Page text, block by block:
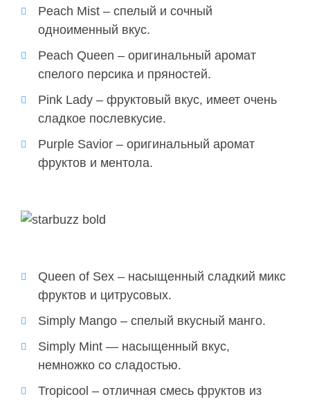
Peach Mist – спелый и сочный
одноименный вкус.
Peach Queen – оригинальный аромат
спелого персика и пряностей.
Pink Lady – фруктовый вкус, имеет очень
сладкое послевкусие.
Purple Savior – оригинальный аромат
фруктов и ментола.
Queen of Sex – насыщенный сладкий микс
фруктов и цитрусовых.
Simply Mango – спелый вкусный манго.
Simply Mint — насыщенный вкус,
немножко со сладостью.
Tropicool – отличная смесь фруктов из